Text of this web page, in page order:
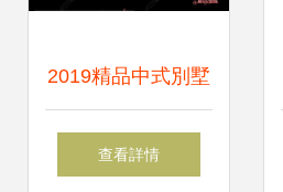
2019精品中式別墅
庭院景觀設計 從
查看詳情